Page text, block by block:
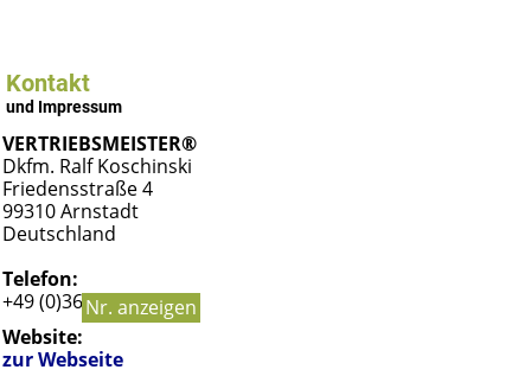
Kontakt
und Impressum
VERTRIEBSMEISTER®
Dkfm. Ralf Koschinski
Friedensstraße 4
99310Arnstadt
Deutschland
Telefon:
+49 (0)3628 5841500
Nr. anzeigen
Website:
zur Webseite